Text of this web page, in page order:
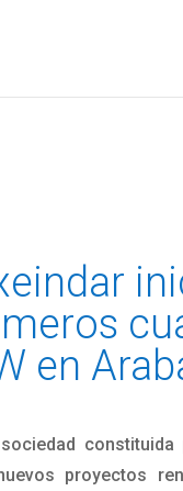
en
sociedad
proyectos